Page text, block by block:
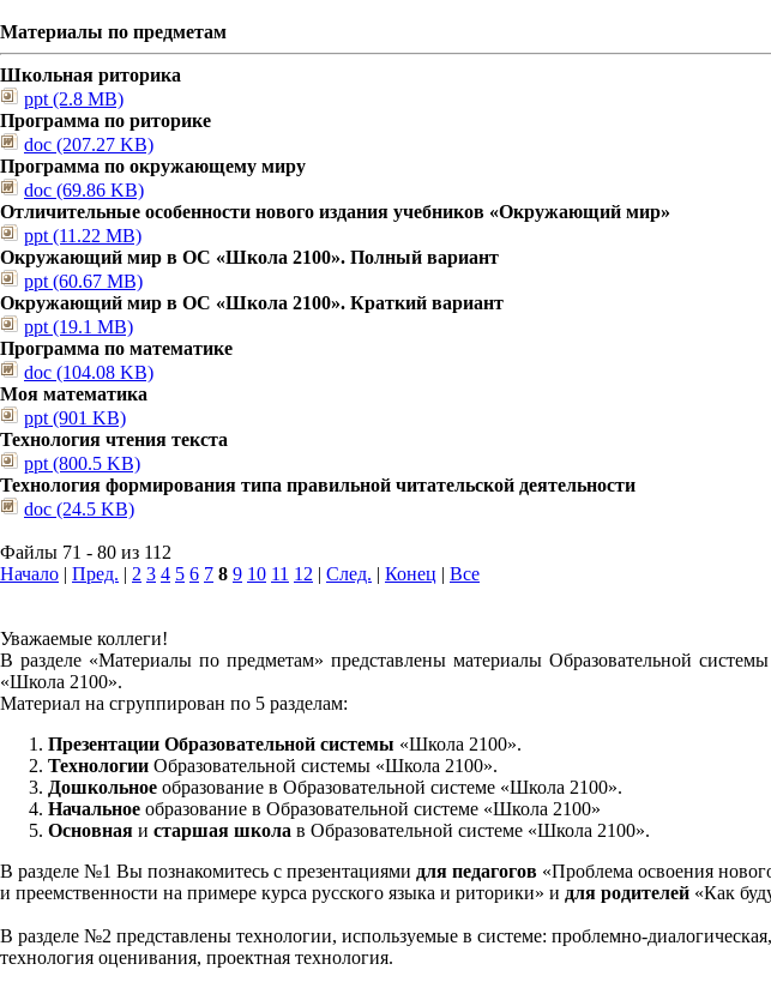
Материалы по предметам
Школьная риторика
ppt (2.8 MB)
Программа по риторике
doc (207.27 KB)
Программа по окружающему миру
doc (69.86 KB)
Отличительные особенности нового издания учебников «Окружающий мир»
ppt (11.22 MB)
Окружающий мир в ОС «Школа 2100». Полный вариант
ppt (60.67 MB)
Окружающий мир в ОС «Школа 2100». Краткий вариант
ppt (19.1 MB)
Программа по математике
doc (104.08 KB)
Моя математика
ppt (901 KB)
Технология чтения текста
ppt (800.5 KB)
Технология формирования типа правильной читательской деятельности
doc (24.5 KB)
Файлы 71 - 80 из 112
Начало | Пред. | 2 3 4 5 6 7 8 9 10 11 12 | След. | Конец | Все
Уважаемые коллеги!
В разделе «Материалы по предметам» представлены материалы Образовательной
«Школа 2100».
Материал на сгруппирован по 5 разделам:
Презентации Образовательной системы «Школа 2100».
Технологии Образовательной системы «Школа 2100».
Дошкольное образование в Образовательной системе «Школа 2100».
Начальное образование в Образовательной системе «Школа 2100»
Основная и старшая школа в Образовательной системе «Школа 2100».
В разделе №1 Вы познакомитесь с презентациями для педагогов «Проблема освоения
и преемственности на примере курса русского языка и риторики» и для родителей «Как
В разделе №2 представлены технологии, используемые в системе: проблемно-
технология оценивания, проектная технология.